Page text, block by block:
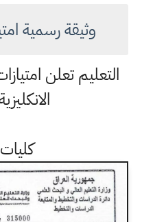
وثيقة رسمية
التعليم تعلن